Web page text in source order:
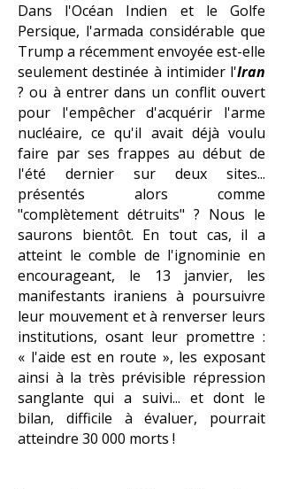
Dans l'Océan Indien et le Golfe
Persique, l'armada considérable que
Trump a récemment envoyée est-elle
seulement destinée à intimider l'Iran
? ou à entrer dans un conflit ouvert
pour l'empêcher d'acquérir l'arme
nucléaire, ce qu'il avait déjà voulu
faire par ses frappes au début de
l'été dernier sur deux sites...
présentés alors comme
"complètement détruits" ? Nous le
saurons bientôt. En tout cas, il a
atteint le comble de l'ignominie en
encourageant, le 13 janvier, les
manifestants iraniens à poursuivre
leur mouvement et à renverser leurs
institutions, osant leur promettre :
« l'aide est en route », les exposant
ainsi à la très prévisible répression
sanglante qui a suivi... et dont le
bilan, difficile à évaluer, pourrait
atteindre 30 000 morts !